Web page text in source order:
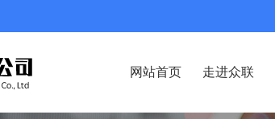
网站首页 走进众联